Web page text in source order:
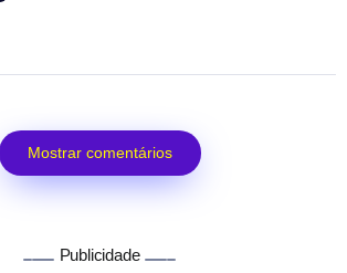
Mostrar comentários
Publicidade